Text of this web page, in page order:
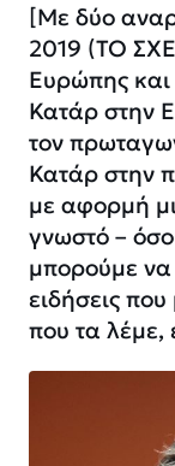
[Με δύο
2019 (ΤΟ
Ευρώπης και
Κατάρ στην
τον
Κατάρ στην
με αφορμή
γνωστό –
μπορούμε να
ειδήσεις
που τα